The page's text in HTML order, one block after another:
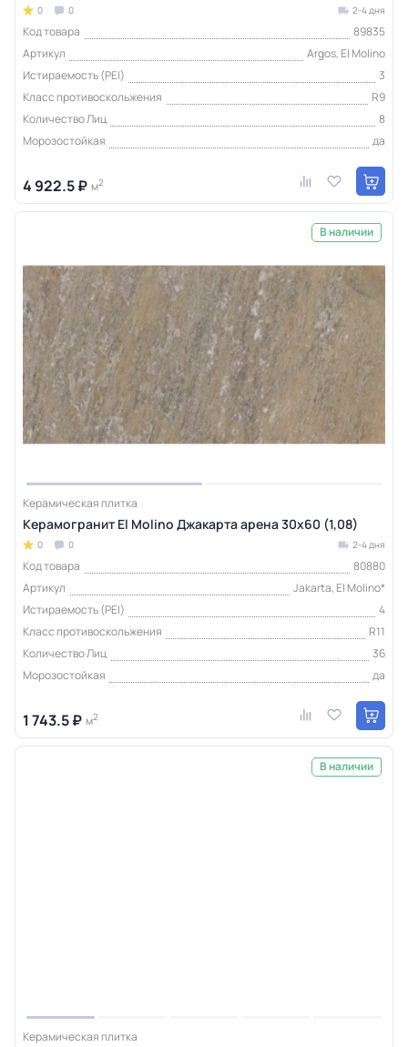
0 0 2-4 дня
Код товара
89835
Артикул
Argos, El Molino
Истираемость (PEI)
3
Класс противоскольжения
R9
Количество Лиц
8
Морозостойкая
да
4 922.5 ₽ м2
В наличии
Керамическая плитка
Керамогранит El Molino Джакарта арена 30x60 (1,08)
0 0 2-4 дня
Код товара
80880
Артикул
Jakarta, El Molino*
Истираемость (PEI)
4
Класс противоскольжения
R11
Количество Лиц
36
Морозостойкая
да
1 743.5 ₽ м2
В наличии
Керамическая плитка